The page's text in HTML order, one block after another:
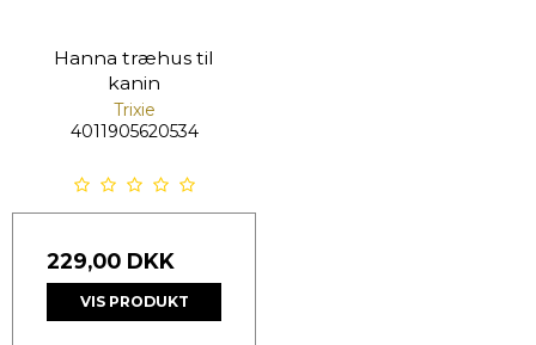
Hanna træhus til
kanin
Trixie
4011905620534
229,00 DKK
VIS PRODUKT